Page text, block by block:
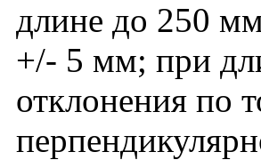
длине до 250
+/- 5 мм; при
отклонения по